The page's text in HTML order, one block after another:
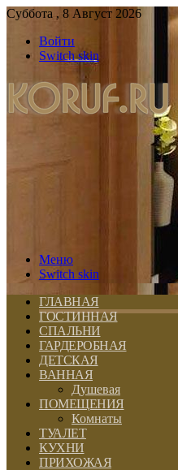
Суббота , 8 Август 2026
Войти
Switch skin
Меню
Switch skin
ГЛАВНАЯ
ГОСТИННАЯ
СПАЛЬНИ
ГАРДЕРОБНАЯ
ДЕТСКАЯ
ВАННАЯ
Душевая
ПОМЕЩЕНИЯ
Комнаты
ТУАЛЕТ
КУХНИ
ПРИХОЖАЯ